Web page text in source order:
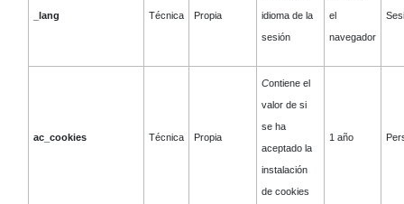
_lang Técnica Propia
idioma de la
sesión
el
navegador
ac_cookies Técnica Propia
Contiene el
valor de si
se ha
aceptado la
instalación
de cookies
1 año